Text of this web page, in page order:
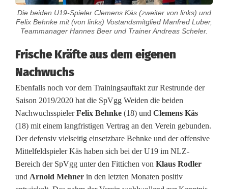
Die beiden U19-Spieler Clemens Käs (zweiter von links) und
Felix Behnke mit (von links) Vostandsmitglied Manfred Luber,
Teammanager Hannes Beer und Trainer Andreas Scheler.
Frische Kräfte aus dem eigenen
Nachwuchs
Ebenfalls noch vor dem Trainingsauftakt zur Restrunde der
Saison 2019/2020 hat die SpVgg Weiden die beiden
NachwuchsspielerFelix Behnke (18) und Clemens Käs
(18) mit einem langfristigen Vertrag an den Verein gebunden.
Der defensiv vielseitig einsetzbare Behnke und der offensive
Mittelfeldspieler Käs haben sich bei der U19 im NLZ-
Bereich der SpVgg unter den Fittichen von Klaus Rodler
und Arnold Mehner in den letzten Monaten positiv